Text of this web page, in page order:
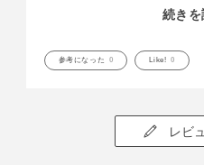
続き
参考になった 0 Like! 0
レビ